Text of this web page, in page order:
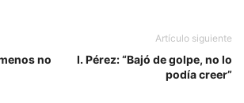
no
Artículo siguiente
I. Pérez: “Bajó de golpe, no lo
podía creer”